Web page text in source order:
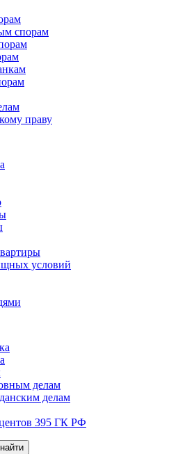
спорам
праву
условий
делам
делам
395 ГК РФ